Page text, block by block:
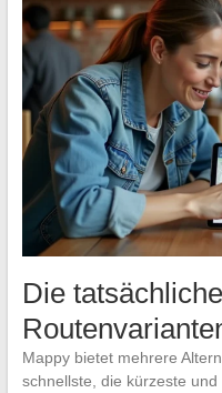
Die
Mappy bietet mehrere
schnellste, die kürzeste